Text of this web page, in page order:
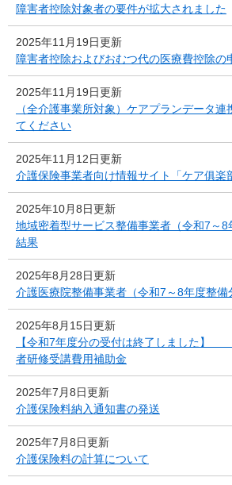
障害者控除対象者の要件が拡大されました
2025年11月19日更新
障害者控除およびおむつ代の医療費控除の
2025年11月19日更新
（全介護事業所対象）ケアプランデータ連
てください
2025年11月12日更新
介護保険事業者向け情報サイト「ケア俱楽
2025年10月8日更新
地域密着型サービス整備事業者（令和7～
結果
2025年8月28日更新
介護医療院整備事業者（令和7～8年度整備
2025年8月15日更新
【令和7年度分の受付は終了しまし
者研修受講費用補助金
2025年7月8日更新
介護保険料納入通知書の発送
2025年7月8日更新
介護保険料の計算について